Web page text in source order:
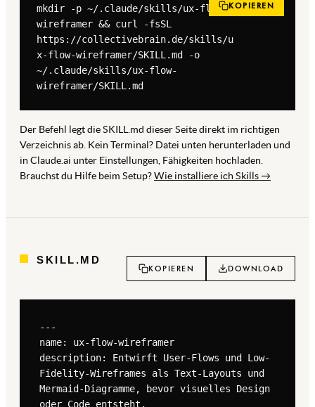
mkdir -p ~/.claude/skills/ux-flow-
wireframer && curl -fsSL
https://collectivebrain.de/skills/u
x-flow-wireframer/SKILL.md -o
~/.claude/skills/ux-flow-
wireframer/SKILL.md
KOPIEREN
Der Befehl legt die SKILL.md dieser Seite direkt im richtigen
Verzeichnis ab. Kein Terminal? Datei unten herunterladen und
in Claude.ai unter Einstellungen, Fähigkeiten hochladen.
Brauchst du Hilfe beim Setup?Wie installiere ich Skills →
SKILL.MD
KOPIEREN DOWNLOAD
---
name: ux-flow-wireframer
description: Entwirft User-Flows und Low-
Fidelity-Wireframes als Text-Layouts und
Mermaid-Diagramme, bevor visuelles Design
oder Code entsteht.